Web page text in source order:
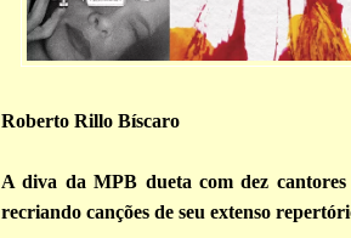
Roberto Rillo Bíscaro
A diva da MPB dueta com dez cantores
recriando canções de seu extenso